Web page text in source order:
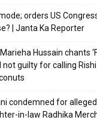
orders US
| Janta Ka Reporter
Hussain chants
not guilty for calling
condemned for
in-law Radhika